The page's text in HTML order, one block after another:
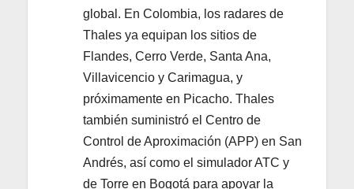
global. En Colombia, los radares de
Thales ya equipan los sitios de
Flandes, Cerro Verde, Santa Ana,
Villavicencio y Carimagua, y
próximamente en Picacho. Thales
también suministró el Centro de
Control de Aproximación (APP) en San
Andrés, así como el simulador ATC y
de Torre en Bogotá para apoyar la